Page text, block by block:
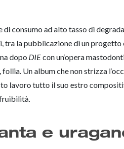
consumo ad alto tasso di
la pubblicazione di un progetto
dopo DIEcon un’opera
Un album che non strizza
lavoro tutto il suo estro
e